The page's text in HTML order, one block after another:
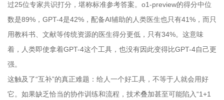
过25位专家共识打分，堪称标准参考答案。o1-preview的得分中位
数是89%，GPT-4是42%，配备AI辅助的人类医生也只有41%，而只
用教科书、文献等传统资源的医生得分更低，只有34%。这意味
着，人类即使拿着GPT-4这个工具，也没有因此变得比GPT-4自己更
强。
这触及了“互补”的真正难题：给人一个好工具，不等于人就会用好
它。如果缺乏恰当的协作训练和流程，技术叠加甚至可能陷入“1+1